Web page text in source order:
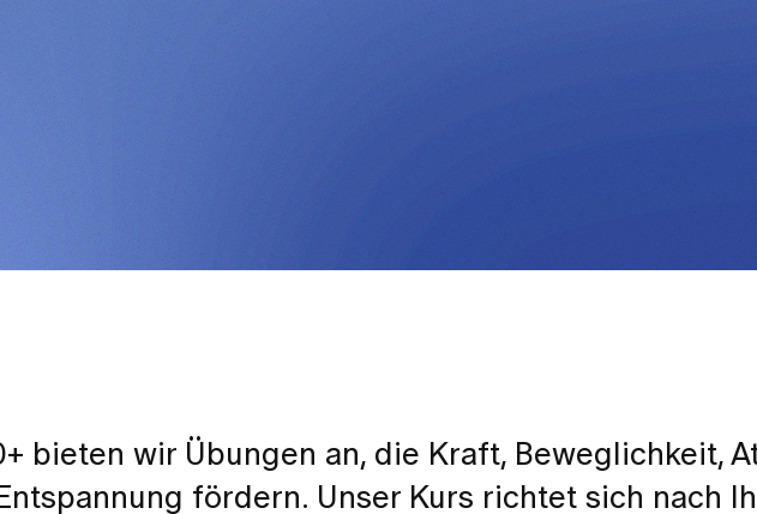
bieten wir Übungen an, die Kraft, Beweglichkeit,
fördern. Unser Kurs richtet sich nach